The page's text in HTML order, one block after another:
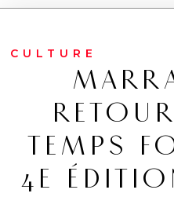
CULTURE
TEMPS
4E